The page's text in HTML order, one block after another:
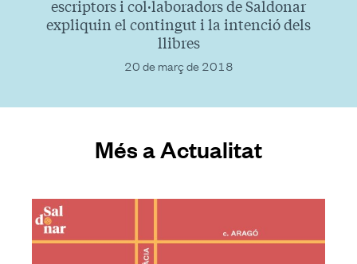
escriptors i col·laboradors de Saldonar
expliquin el contingut i la intenció dels
llibres
20 de març de 2018
Més a Actualitat